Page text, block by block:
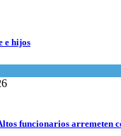
e hijos
funcionarios